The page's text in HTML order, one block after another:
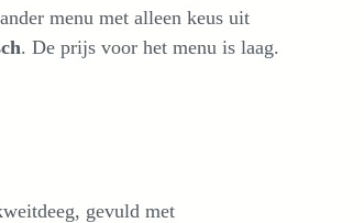
menu met alleen keus uit
. De prijs voor het menu is laag.
gevuld met